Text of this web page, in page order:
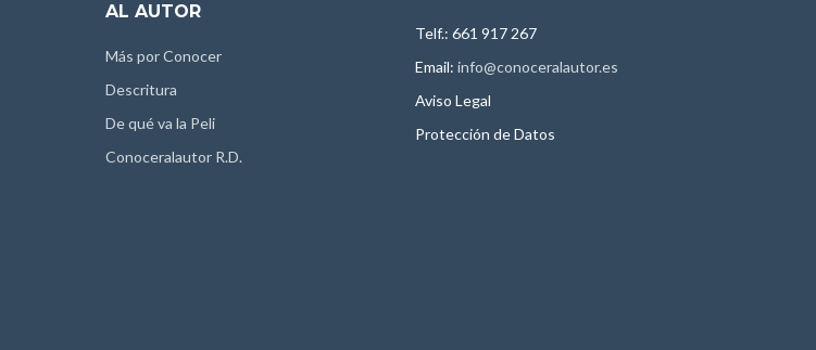
AL AUTOR
Más por Conocer
Descritura
De qué va la Peli
Conoceralautor R.D.
Telf.: 661 917 267
Email: info@conoceralautor.es
Aviso Legal
Protección de Datos